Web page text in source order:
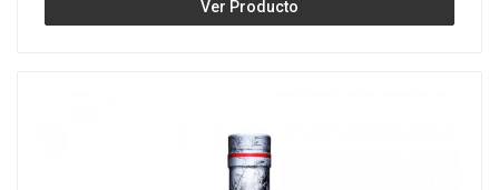
Ver Producto